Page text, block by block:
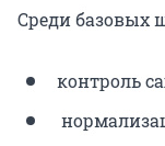
Среди базовых
контроль